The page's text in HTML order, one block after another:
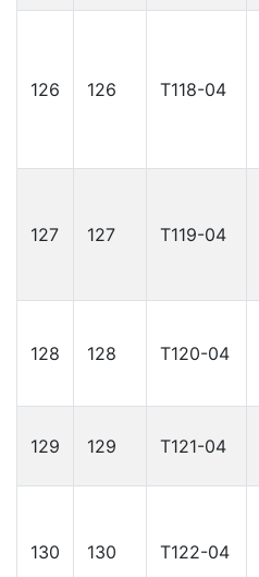
126 126 Т118-04
127 127 Т119-04
128 128 Т120-04
129 129 Т121-04
130 130 Т122-04